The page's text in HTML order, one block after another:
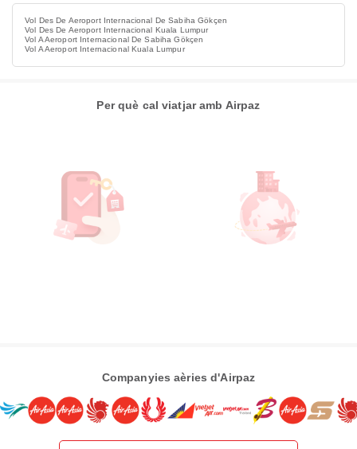
Vol Des De Aeroport Internacional De Sabiha Gökçen
Vol Des De Aeroport Internacional Kuala Lumpur
Vol A Aeroport Internacional De Sabiha Gökçen
Vol A Aeroport Internacional Kuala Lumpur
Per què cal viatjar amb Airpaz
Companyies aèries d'Airpaz